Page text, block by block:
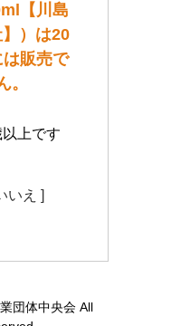
【川島
）は20
販売で
。
上です
いえ ]
団体中央会 All